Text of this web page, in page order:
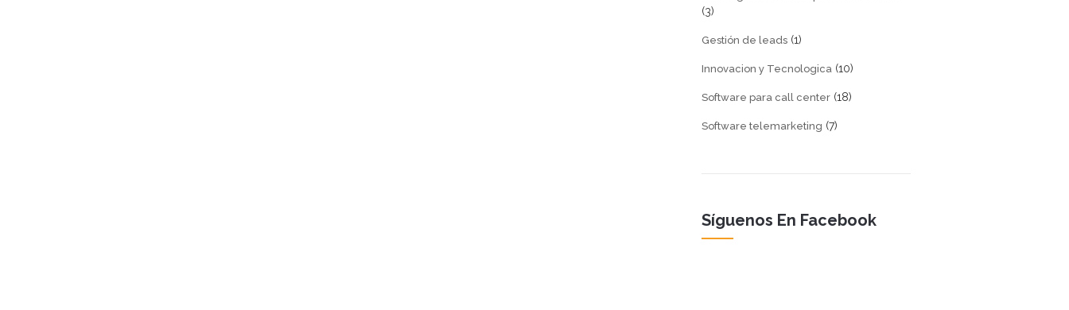
(3)
Gestión de leads (1)
Innovacion y Tecnologica (10)
Software para call center (18)
Software telemarketing (7)
Síguenos En Facebook